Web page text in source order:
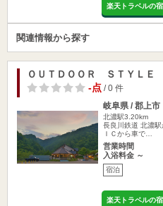
楽天トラベルの
関連情報から探す
ＯＵＴＤＯＯＲ ＳＴＹＬＥ
-点/ 0 件
岐阜県 / 郡上市
北濃駅3.20km
長良川鉄道 北濃
ＩＣから車で…
営業時間
入浴料金 ～
宿泊
楽天トラベルの